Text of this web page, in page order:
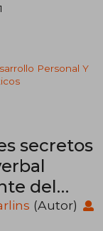
Personal Y
secretos
del
(Autor)